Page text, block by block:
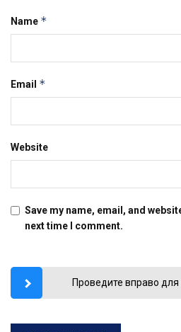
Name *
Email *
Website
Save my name, email, and
next time I comment.
Проведите вправо